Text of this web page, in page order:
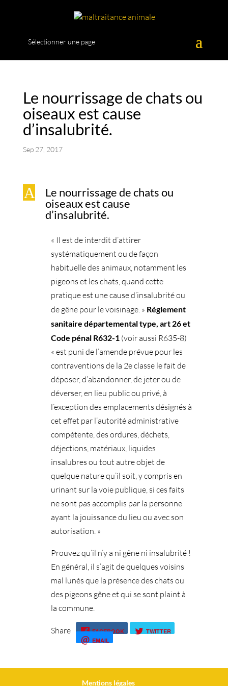
Sélectionner une page
Le nourrissage de chats ou
oiseaux est cause
d’insalubrité.
Sep 27, 2017
A
Le nourrissage de chats ou
oiseaux est cause
d’insalubrité.
« Il est de interdit d’attirer
systématiquement ou de façon
habituelle des animaux, notamment les
pigeons et les chats, quand cette
pratique est une cause d’insalubrité ou
de gêne pour le voisinage. » Réglement
sanitaire départemental type, art 26 et
Code pénal R632-1(voir aussi R635-8)
« est puni de l’amende prévue pour les
contraventions de la 2e classe le fait de
déposer, d’abandonner, de jeter ou de
déverser, en lieu public ou privé, à
l’exception des emplacements désignés à
cet effet par l’autorité administrative
compétente, des ordures, déchets,
déjections, matériaux, liquides
insalubres ou tout autre objet de
quelque nature qu’il soit, y compris en
urinant sur la voie publique, si ces faits
ne sont pas accomplis par la personne
ayant la jouissance du lieu ou avec son
autorisation. »
Prouvez qu’il n’y a ni gêne ni insalubrité !
En général, il s’agit de quelques voisins
mal lunés que la présence des chats ou
des pigeons gêne et qui se sont plaint à
la commune.
Share FACEBOOK
TWITTER
EMAIL
Mentions légales